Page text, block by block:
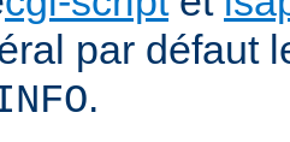
par défaut
.